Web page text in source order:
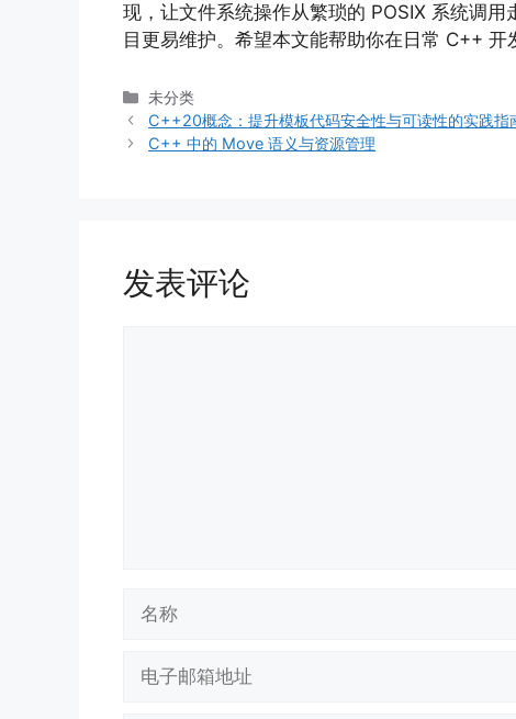
现，让文件系统操作从繁琐的 POSIX 系统调
目更易维护。希望本文能帮助你在日常 C++ 开
分
类
未分类
C++20概念：提升模板代码安全性与可读性的实践指
C++ 中的 Move 语义与资源管理
发表评论